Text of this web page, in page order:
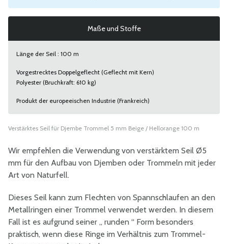
Maße und Stoffe
Länge der Seil : 100 m
Vorgestrecktes Doppelgeflecht (Geflecht mit Kern)
Polyester (Bruchkraft: 610 kg)
Produkt der europeeischen Industrie (Frankreich)
Verstärktes Seil für Djembe Trommel 5 mm Beige / Hellorange 100 m
Wir empfehlen die Verwendung von verstärktem Seil Ø5
mm für den Aufbau von Djemben oder Trommeln mit jeder
Art von Naturfell.
Dieses Seil kann zum Flechten von Spannschlaufen an den
Metallringen einer Trommel verwendet werden. In diesem
Fall ist es aufgrund seiner „ runden “ Form besonders
praktisch, wenn diese Ringe im Verhältnis zum Trommel-